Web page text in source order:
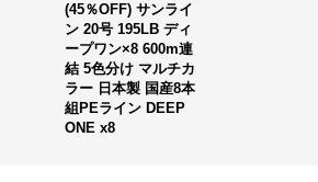
(45％OFF) サンライ
ン 20号 195LB ディ
ープワン×8 600m連
結 5色分け マルチカ
ラー 日本製 国産8本
組PEライン DEEP
ONE x8